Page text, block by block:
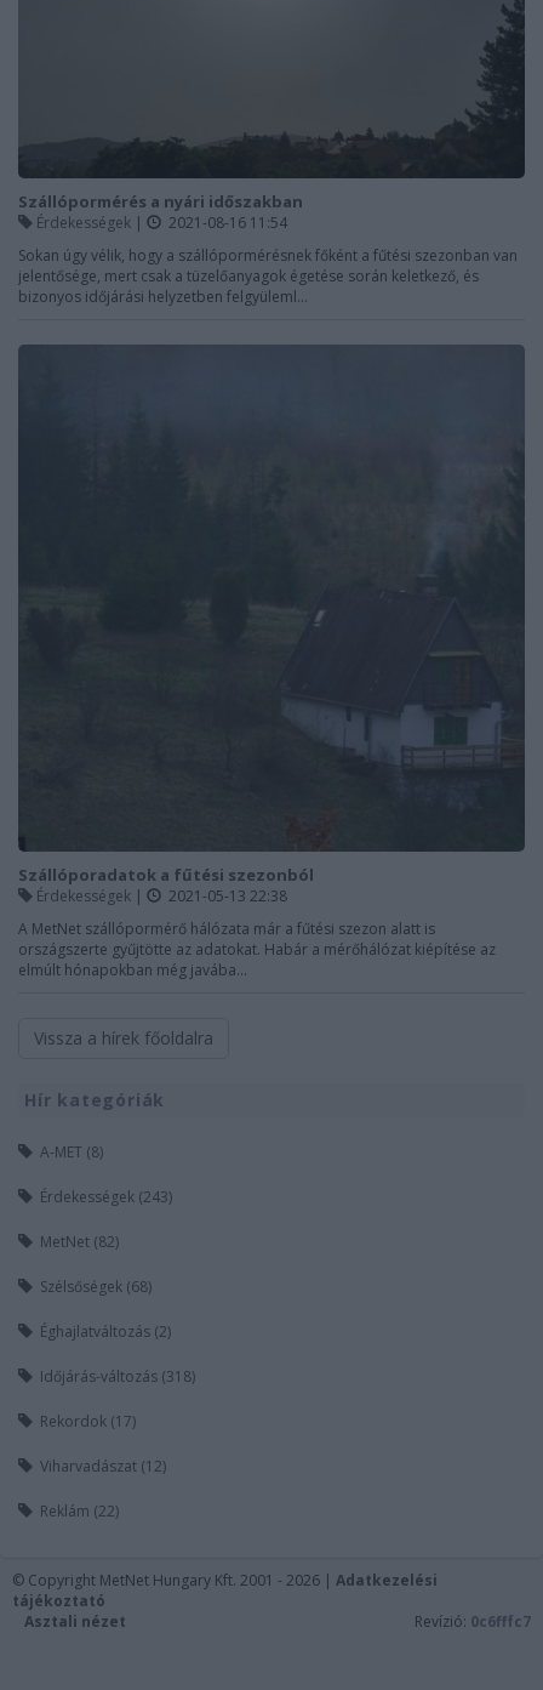
Szállópormérés a nyári időszakban
Érdekességek |
2021-08-16 11:54
Sokan úgy vélik, hogy a szállópormérésnek főként a fűtési szezonban van
jelentősége, mert csak a tüzelőanyagok égetése során keletkező, és
bizonyos időjárási helyzetben felgyüleml...
Szállóporadatok a fűtési szezonból
Érdekességek |
2021-05-13 22:38
A MetNet szállópormérő hálózata már a fűtési szezon alatt is
országszerte gyűjtötte az adatokat. Habár a mérőhálózat kiépítése az
elmúlt hónapokban még javába...
Vissza a hírek főoldalra
Hír kategóriák
A-MET (8)
Érdekességek (243)
MetNet (82)
Szélsőségek (68)
Éghajlatváltozás (2)
Időjárás-változás (318)
Rekordok (17)
Viharvadászat (12)
Reklám (22)
© Copyright MetNet Hungary Kft. 2001 - 2026 | Adatkezelési
tájékoztató
Asztali nézet
Revízió: 0c6fffc7